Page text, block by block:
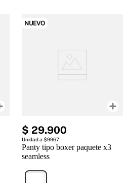
NUEVO
$ 29.900
Unidad a $9967
Panty tipo boxer paquete x3
seamless